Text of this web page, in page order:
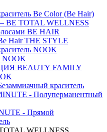
Be Color (Be Hair)
BE TOTAL WELLNESS
BE HAIR
Hair THE STYLE
NOOK
NOOK
BEAUTY FAMILY
краситель
- Полуперманентный
- Прямой